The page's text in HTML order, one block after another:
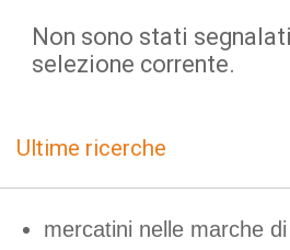
Non sono stati
selezione corrente.
Ultime ricerche
mercatini nelle marche